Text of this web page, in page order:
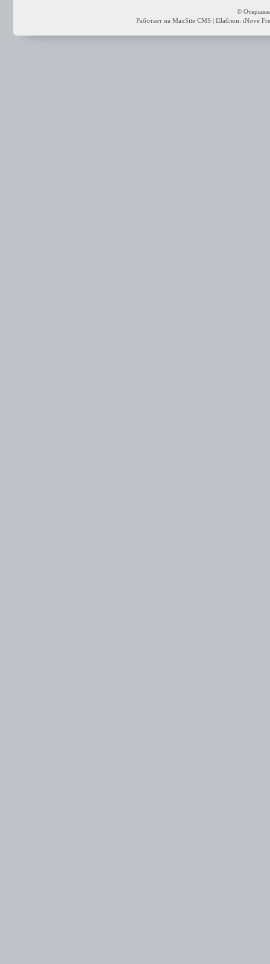
©
Работает на MaxSite CMS | Шаблон: iNove